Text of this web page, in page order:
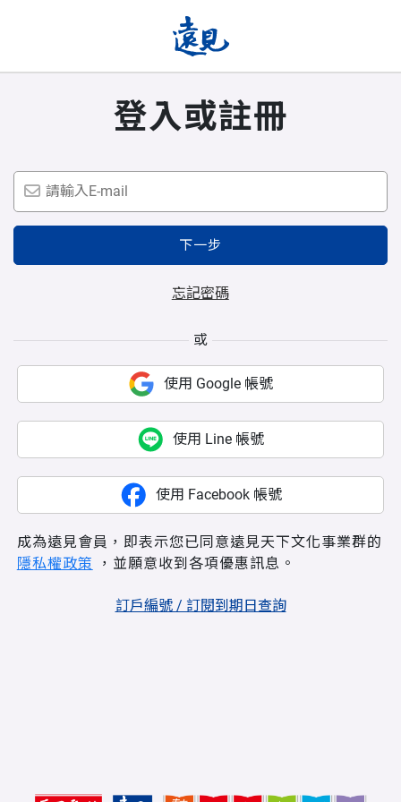
登入或註冊
下一步
忘記密碼
或
使用 Google 帳號
使用 Line 帳號
使用 Facebook 帳號
成為遠見會員，即表示您已同意遠見天下文化事業群的
隱私權政策 ，並願意收到各項優惠訊息。
訂戶編號 / 訂閱到期日查詢